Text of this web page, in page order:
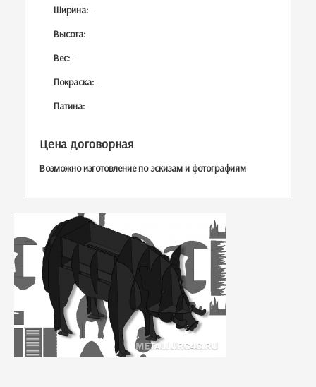
Ширина:-
Высота:-
Вес:-
Покраска:-
Патина:-
Цена договорная
Возможно изготовление по эскизам и фотографиям